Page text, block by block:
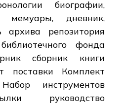
биографии,
мемуары, дневник,
архива репозитория
фонда
сборник книги
поставки Комплект
инструментов
руководство